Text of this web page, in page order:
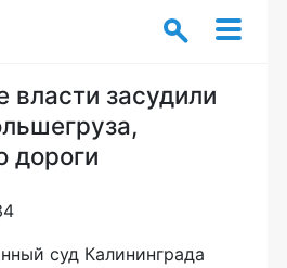
власти засудили
дороги
суд Калининграда